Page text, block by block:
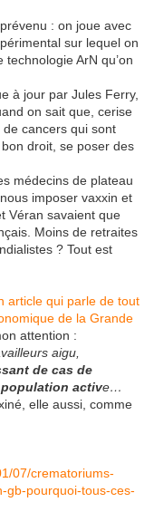
: on joue avec
sur lequel on
ArN qu’on
à jour par Jules Ferry,
on sait que, cerise
cancers qui sont
droit, se poser des
médecins de plateau
imposer vaxxin et
Véran savaient que
Moins de retraites
? Tout est
article qui parle de tout
de la Grande
attention :
aigu,
de cas de
active…
elle aussi, comme
07/crematoriums-
gb-pourquoi-tous-ces-